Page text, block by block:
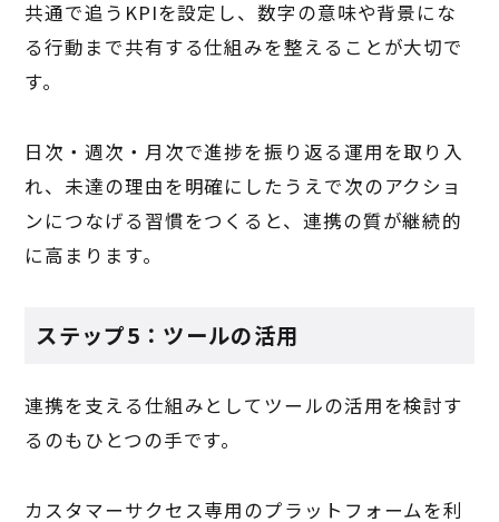
共通で追うKPIを設定し、数字の意味や背景にな
る行動まで共有する仕組みを整えることが大切で
す。
日次・週次・月次で進捗を振り返る運用を取り入
れ、未達の理由を明確にしたうえで次のアクショ
ンにつなげる習慣をつくると、連携の質が継続的
に高まります。
ステップ5：ツールの活用
連携を支える仕組みとしてツールの活用を検討す
るのもひとつの手です。
カスタマーサクセス専用のプラットフォームを利